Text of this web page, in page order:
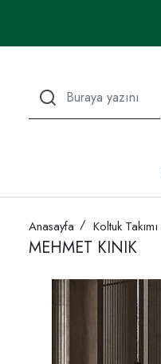
Anasayfa Koltuk Takımı
MEHMET KINIK